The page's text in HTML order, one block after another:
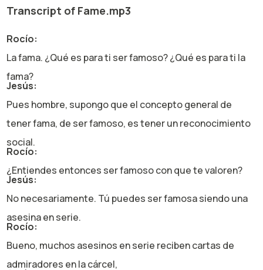
Transcript of Fame.mp3
Rocío:
La fama. ¿Qué es para ti ser famoso? ¿Qué es para ti la
fama?
Jesús:
Pues hombre, supongo que el concepto general de
tener fama, de ser famoso, es tener un reconocimiento
social.
Rocío:
¿Entiendes entonces ser famoso con que te valoren?
Jesús:
No necesariamente. Tú puedes ser famosa siendo una
asesina en serie.
Rocío:
Bueno, muchos asesinos en serie reciben cartas de
admiradores en la cárcel,